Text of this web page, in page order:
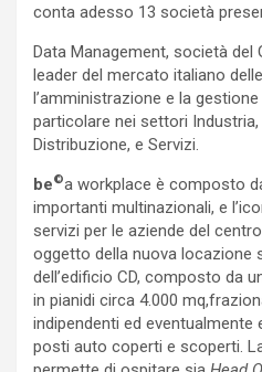
conta adesso 13 società
Data Management, società del
leader del mercato italiano
l’amministrazione e la
particolare nei settori Industria,
Distribuzione, e Servizi.
be©a workplace è composto
importanti multinazionali, e
servizi per le aziende del
oggetto della nuova locazione
dell’edificio CD, composto da
in pianidi circa 4.000
indipendenti ed eventualmente
posti auto coperti e scoperti.